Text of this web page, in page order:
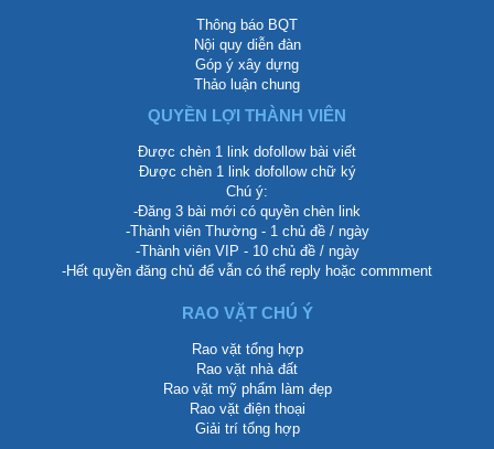
Thông báo BQT
Nội quy diễn đàn
Góp ý xây dựng
Thảo luận chung
QUYỀN LỢI THÀNH VIÊN
Được chèn 1 link dofollow bài viết
Được chèn 1 link dofollow chữ ký
Chú ý:
-Đăng 3 bài mới có quyền chèn link
-Thành viên Thường - 1 chủ đề / ngày
-Thành viên VIP - 10 chủ đề / ngày
-Hết quyền đăng chủ để vẫn có thể reply hoặc commment
RAO VẶT CHÚ Ý
Rao vặt tổng hợp
Rao vặt nhà đất
Rao vặt mỹ phẩm làm đẹp
Rao vặt điện thoại
Giải trí tổng hợp